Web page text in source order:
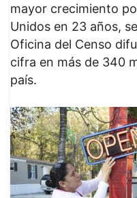
mayor crecimiento
Unidos en 23 años,
Oficina del Censo
cifra en más de 340
país.